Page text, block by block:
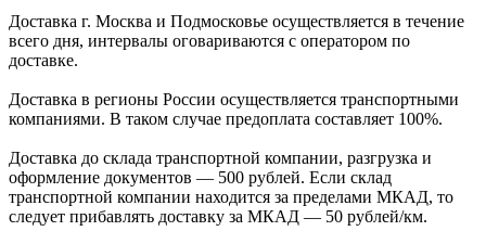
Доставка г. Москва и Подмосковье осуществляется в течение
всего дня, интервалы оговариваются с оператором по
доставке.
Доcтавка в регионы России осуществляется транспортными
компаниями. В таком случае предоплата составляет 100%.
Доставка до склада транспортной компании, разгрузка и
оформление документов — 500 рублей. Если склад
транспортной компании находится за пределами МКАД, то
следует прибавлять доставку за МКАД — 50 рублей/км.